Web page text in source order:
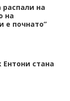
на
на
е почнато”
Ентони стана